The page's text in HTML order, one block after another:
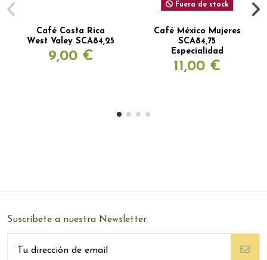
Café Costa Rica
West Valey SCA84,25
9,00 €
Fuera de stock
Café México Mujeres
SCA84,75
Especialidad
11,00 €
Suscríbete a nuestra Newsletter